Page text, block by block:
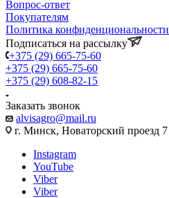
Вопрос-ответ
Покупателям
Политика конфиденциональности
Подписаться на рассылку
+375 (29) 665-75-60
+375 (29) 665-75-60
+375 (29) 608-82-15
Заказать звонок
alvisagro@mail.ru
г. Минск, Новаторский проезд 7
Instagram
YouTube
Viber
Viber